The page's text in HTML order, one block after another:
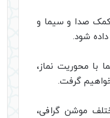
کمک صدا و سیما و
شود.
با محوریت نماز،
گرفت.
موشن گرافی،